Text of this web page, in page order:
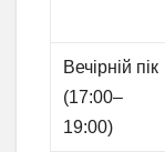
Вечірній пік
(17:00–
19:00)